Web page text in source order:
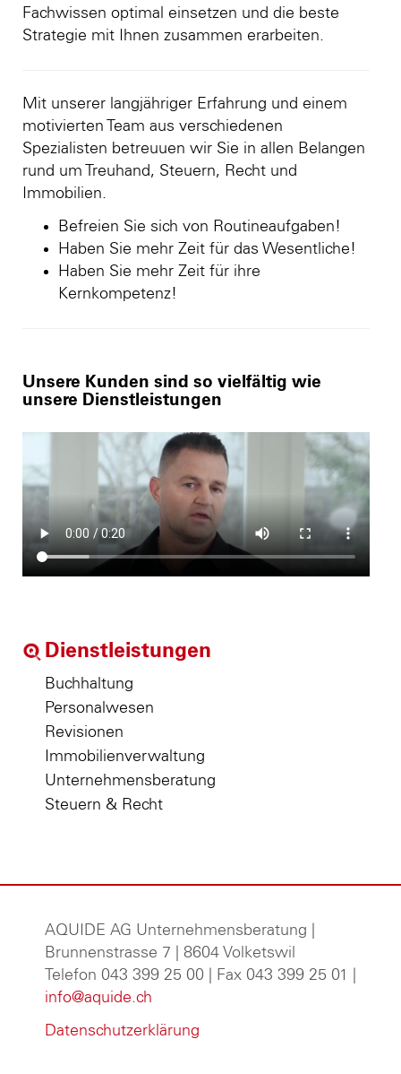
Fachwissen optimal einsetzen und die beste
Strategie mit Ihnen zusammen erarbeiten.
Mit unserer langjähriger Erfahrung und einem
motivierten Team aus verschiedenen
Spezialisten betreuuen wir Sie in allen Belangen
rund um Treuhand, Steuern, Recht und
Immobilien.
Befreien Sie sich von Routineaufgaben!
Haben Sie mehr Zeit für das Wesentliche!
Haben Sie mehr Zeit für ihre
Kernkompetenz!
Unsere Kunden sind so vielfältig wie
unsere Dienstleistungen
Dienstleistungen
Buchhaltung
Personalwesen
Revisionen
Immobilienverwaltung
Unternehmensberatung
Steuern & Recht
AQUIDE AG Unternehmensberatung
Brunnenstrasse 7 | 8604 Volketswil
Telefon 043 399 25 00 | Fax 043 399 25 01 |
info@aquide.ch
Datenschutzerklärung